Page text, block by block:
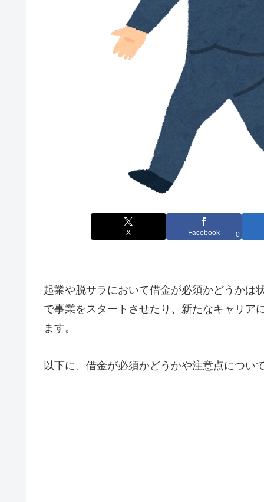
X Facebook 0
起業や脱サラにおいて借金が必須かどうかは
で事業をスタートさせたり、新たなキャリア
ます。
以下に、借金が必須かどうかや注意点につい